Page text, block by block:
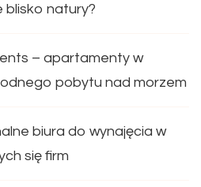
blisko natury?
– apartamenty w
pobytu nad morzem
biura do wynajęcia w
się firm